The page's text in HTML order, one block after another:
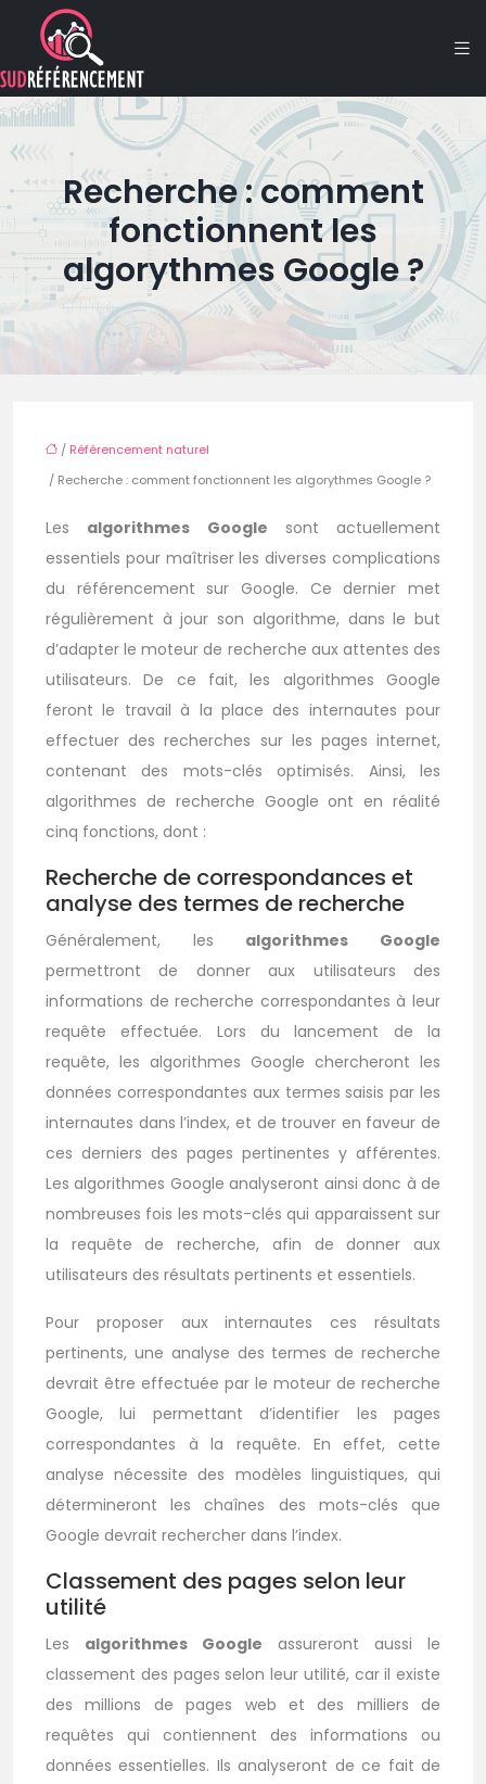
Recherche : comment
fonctionnent les
algorythmes Google ?
/ Référencement naturel
/ Recherche : comment fonctionnent les algorythmes Google ?
Les algorithmes Google sont actuellement
essentiels pour maîtriser les diverses complications
du référencement sur Google. Ce dernier met
régulièrement à jour son algorithme, dans le but
d’adapter le moteur de recherche aux attentes des
utilisateurs. De ce fait, les algorithmes Google
feront le travail à la place des internautes pour
effectuer des recherches sur les pages internet,
contenant des mots-clés optimisés. Ainsi, les
algorithmes de recherche Google ont en réalité
cinq fonctions, dont :
Recherche de correspondances et
analyse des termes de recherche
Généralement, les algorithmes Google
permettront de donner aux utilisateurs des
informations de recherche correspondantes à leur
requête effectuée. Lors du lancement de la
requête, les algorithmes Google chercheront les
données correspondantes aux termes saisis par les
internautes dans l’index, et de trouver en faveur de
ces derniers des pages pertinentes y afférentes.
Les algorithmes Google analyseront ainsi donc à de
nombreuses fois les mots-clés qui apparaissent sur
la requête de recherche, afin de donner aux
utilisateurs des résultats pertinents et essentiels.
Pour proposer aux internautes ces résultats
pertinents, une analyse des termes de recherche
devrait être effectuée par le moteur de recherche
Google, lui permettant d’identifier les pages
correspondantes à la requête. En effet, cette
analyse nécessite des modèles linguistiques, qui
détermineront les chaînes des mots-clés que
Google devrait rechercher dans l’index.
Classement des pages selon leur
utilité
Les algorithmes Google assureront aussi le
classement des pages selon leur utilité, car il existe
des millions de pages web et des milliers de
requêtes qui contiennent des informations ou
données essentielles. Ils analyseront de ce fait de